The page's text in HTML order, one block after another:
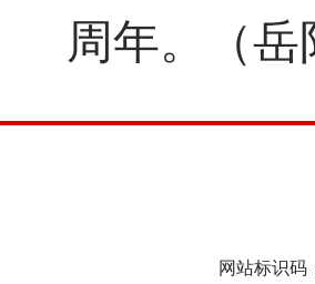
周年。（
网站标识码